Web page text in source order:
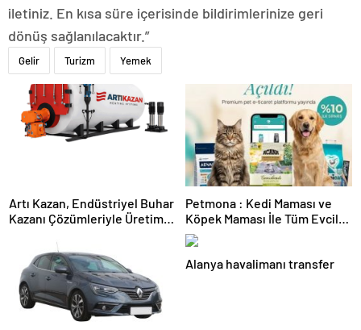
iletiniz. En kısa süre içerisinde bildirimlerinize geri
dönüş sağlanılacaktır.”
Gelir Turizm Yemek
Artı Kazan, Endüstriyel Buhar
Kazanı Çözümleriyle Üretim
Sunuyor
Petmona : Kedi Maması ve
Köpek Maması İle Tüm Evcil
Hayvan Ürünleri
Alanya havalimanı transfer